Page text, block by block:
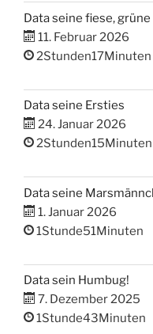
Data seine fiese,
11. Februar 2026
2Stunden17Minuten
Data seine Ersties
24. Januar 2026
2Stunden15Minuten
Data seine
1. Januar 2026
1Stunde51Minuten
Data sein Humbug!
7. Dezember 2025
1Stunde43Minuten